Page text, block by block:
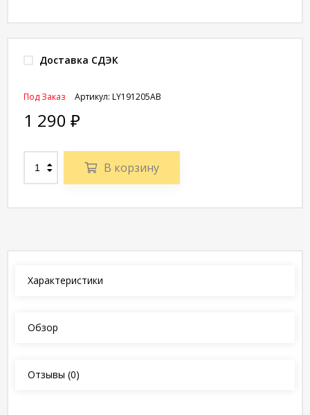
Доставка СДЭК
Артикул: LY191205AB
Под Заказ
1 290 ₽
В корзину
Характеристики
Обзор
Отзывы (0)